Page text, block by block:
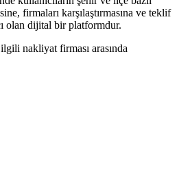
firmaları karşılaştırmasına ve teklif
olan dijital bir platformdur.
nakliyat firması arasında